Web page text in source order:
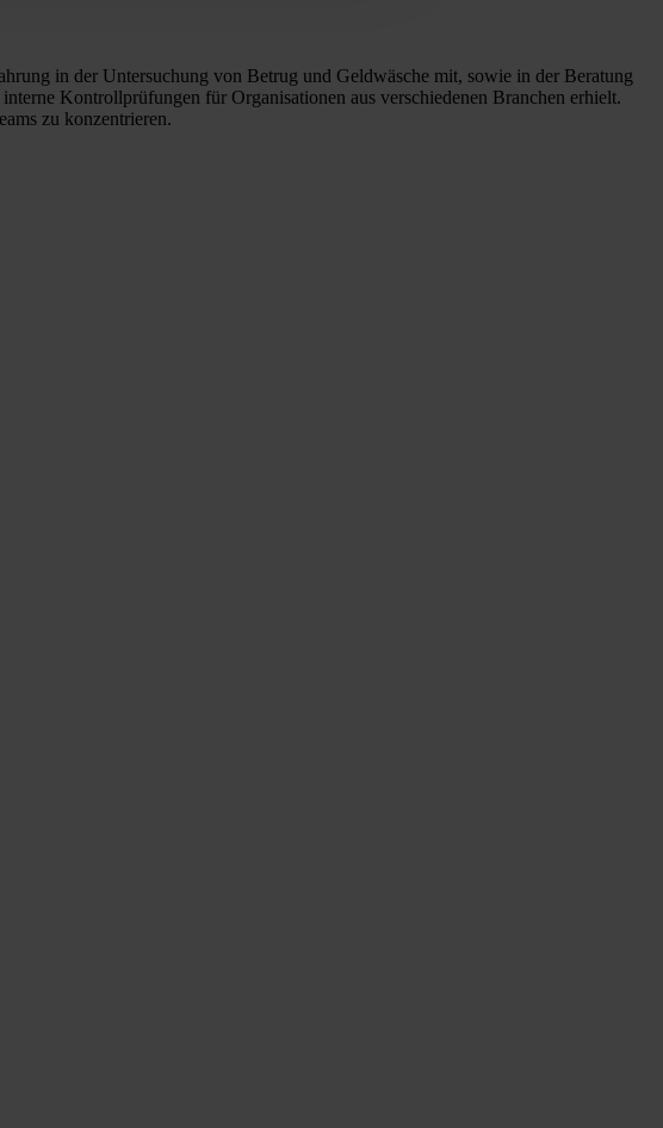
in der Untersuchung von Betrug und Geldwäsche mit, sowie in der Beratung
Kontrollprüfungen für Organisationen aus verschiedenen Branchen erhielt.
zu konzentrieren.